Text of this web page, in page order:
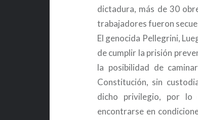
dictadura, más de 30
trabajadores fueron
El genocida Pellegrini,
de cumplir la prisión
la posibilidad de
Constitución, sin
dicho privilegio, por lo
encontrarse en